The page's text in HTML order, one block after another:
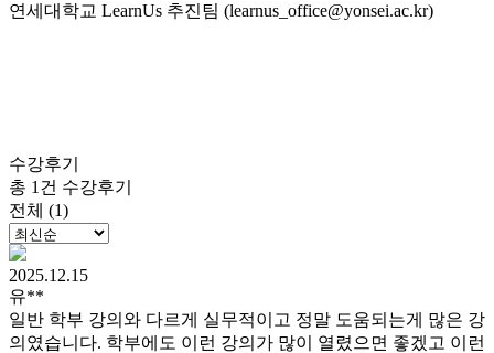
연세대학교 LearnUs 추진팀 (learnus_office@yonsei.ac.kr)
수강후기
총 1건 수강후기
전체 (1)
2025.12.15
유**
일반 학부 강의와 다르게 실무적이고 정말 도움되는게 많은 강
의였습니다. 학부에도 이런 강의가 많이 열렸으면 좋겠고 이런